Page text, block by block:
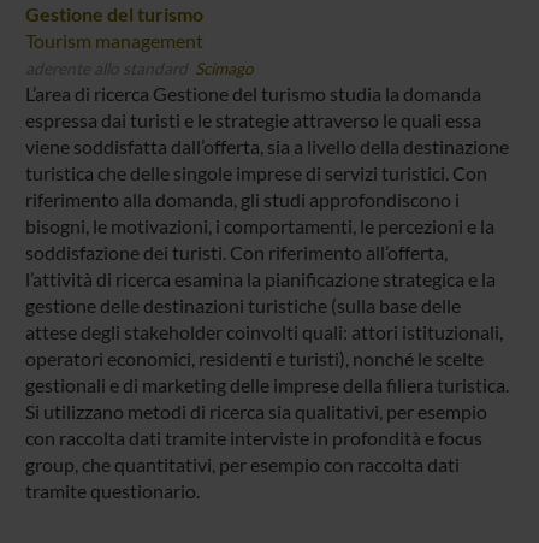
Gestione del turismo
Tourism management
aderente allo standard Scimago
L’area di ricerca Gestione del turismo studia la domanda
espressa dai turisti e le strategie attraverso le quali essa
viene soddisfatta dall’offerta, sia a livello della destinazione
turistica che delle singole imprese di servizi turistici. Con
riferimento alla domanda, gli studi approfondiscono i
bisogni, le motivazioni, i comportamenti, le percezioni e la
soddisfazione dei turisti. Con riferimento all’offerta,
l’attività di ricerca esamina la pianificazione strategica e la
gestione delle destinazioni turistiche (sulla base delle
attese degli stakeholder coinvolti quali: attori istituzionali,
operatori economici, residenti e turisti), nonché le scelte
gestionali e di marketing delle imprese della filiera turistica.
Si utilizzano metodi di ricerca sia qualitativi, per esempio
con raccolta dati tramite interviste in profondità e focus
group, che quantitativi, per esempio con raccolta dati
tramite questionario.